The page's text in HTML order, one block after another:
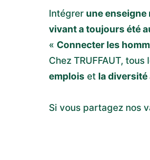
Intégrer une
vivant a toujours été
« Connecter les
Chez TRUFFAUT,
emplois et la diversité
Si vous partagez nos